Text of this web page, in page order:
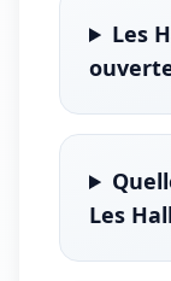
Les
Les